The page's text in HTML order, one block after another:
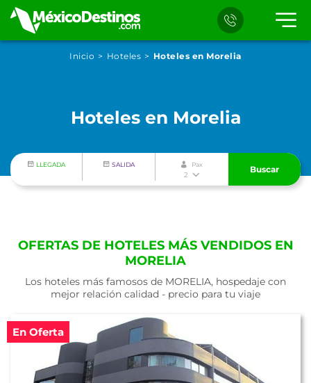
Inicio Hoteles Hoteles en Morelia
Hoteles en Morelia
LLEGADA SALIDA Pax
2
Buscar
OFERTAS DE HOTELES MÁS VENDIDOS EN
MORELIA
Los hoteles más famosos de MORELIA, hospedaje con
mejor relación calidad - precio para tu viaje
En Oferta